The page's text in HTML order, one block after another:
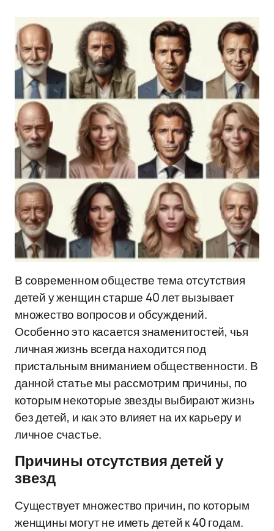
В современном обществе тема отсутствия
детей у женщин старше 40 лет вызывает
множество вопросов и обсуждений.
Особенно это касается знаменитостей, чья
личная жизнь всегда находится под
пристальным вниманием общественности. В
данной статье мы рассмотрим причины, по
которым некоторые звезды выбирают жизнь
без детей, и как это влияет на их карьеру и
личное счастье.
Причины отсутствия детей у
звезд
Существует множество причин, по которым
женщины могут не иметь детей к 40 годам.